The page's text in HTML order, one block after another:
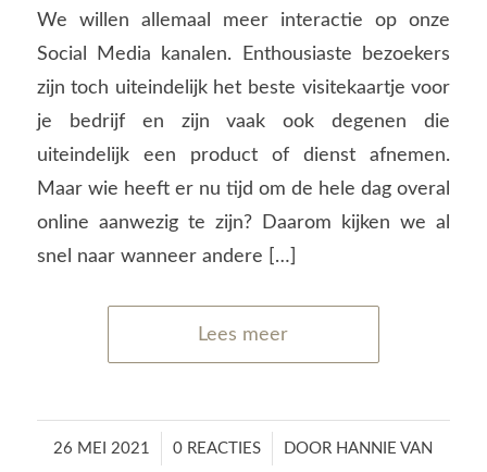
We willen allemaal meer interactie op onze
Social Media kanalen. Enthousiaste bezoekers
zijn toch uiteindelijk het beste visitekaartje voor
je bedrijf en zijn vaak ook degenen die
uiteindelijk een product of dienst afnemen.
Maar wie heeft er nu tijd om de hele dag overal
online aanwezig te zijn? Daarom kijken we al
snel naar wanneer andere […]
Lees meer
26 MEI 2021
/ 0 REACTIES
/ DOOR HANNIE VAN